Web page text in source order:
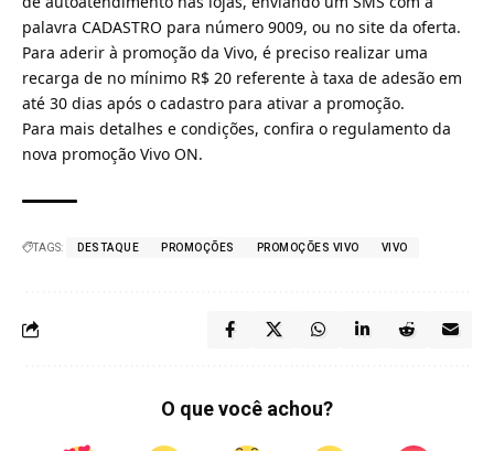
palavra CADASTRO para número 9009, ou no site da oferta.
Para aderir à promoção da Vivo, é preciso realizar uma
recarga de no mínimo R$ 20 referente à taxa de adesão em
até 30 dias após o cadastro para ativar a promoção.
Para mais detalhes e condições, confira o regulamento da
nova promoção Vivo ON.
TAGS: DESTAQUE PROMOÇÕES PROMOÇÕES VIVO VIVO
O que você achou?